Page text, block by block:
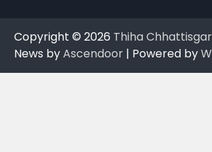
Copyright © 2026 Thiha
News byAscendoor | Powered by